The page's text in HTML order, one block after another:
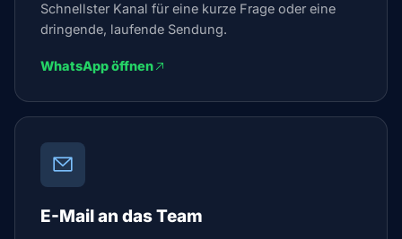
Schnellster Kanal für eine kurze Frage oder eine
dringende, laufende Sendung.
WhatsApp öffnen
E-Mail an das Team